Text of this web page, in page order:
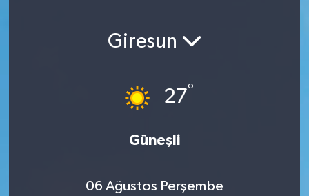
Giresun
27°
Güneşli
06 Ağustos Perşembe